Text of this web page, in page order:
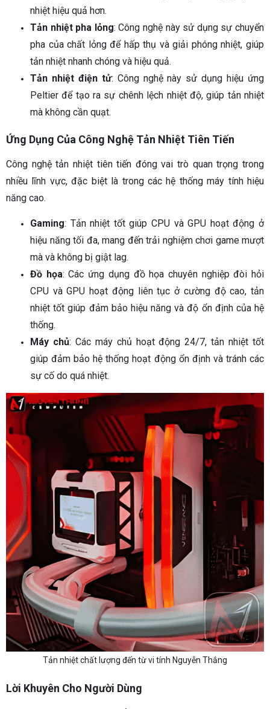
nhiệt hiệu quả hơn.
Tản nhiệt pha lỏng: Công nghệ này sử dụng sự chuyển
pha của chất lỏng để hấp thụ và giải phóng nhiệt, giúp
tản nhiệt nhanh chóng và hiệu quả.
Tản nhiệt điện tử: Công nghệ này sử dụng hiệu ứng
Peltier để tạo ra sự chênh lệch nhiệt độ, giúp tản nhiệt
mà không cần quạt.
Ứng Dụng Của Công Nghệ Tản Nhiệt Tiên Tiến
Công nghệ tản nhiệt tiên tiến đóng vai trò quan trọng trong
nhiều lĩnh vực, đặc biệt là trong các hệ thống máy tính hiệu
năng cao.
Gaming: Tản nhiệt tốt giúp CPU và GPU hoạt động ở
hiệu năng tối đa, mang đến trải nghiệm chơi game mượt
mà và không bị giật lag.
Đồ họa: Các ứng dụng đồ họa chuyên nghiệp đòi hỏi
CPU và GPU hoạt động liên tục ở cường độ cao, tản
nhiệt tốt giúp đảm bảo hiệu năng và độ ổn định của hệ
thống.
Máy chủ: Các máy chủ hoạt động 24/7, tản nhiệt tốt
giúp đảm bảo hệ thống hoạt động ổn định và tránh các
sự cố do quá nhiệt.
Tản nhiệt chất lượng đến từ vi tính Nguyễn Thắng
Lời Khuyên Cho Người Dùng